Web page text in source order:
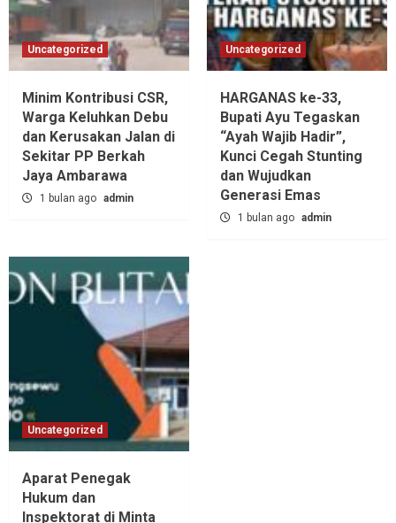
Uncategorized
Minim Kontribusi CSR,
Warga Keluhkan Debu
dan Kerusakan Jalan di
Sekitar PP Berkah
Jaya Ambarawa‎
1 bulan ago admin
Uncategorized
HARGANAS ke-33,
Bupati Ayu Tegaskan
“Ayah Wajib Hadir”,
Kunci Cegah Stunting
dan Wujudkan
Generasi Emas
1 bulan ago admin
Uncategorized
Aparat Penegak
Hukum dan
Inspektorat di Minta